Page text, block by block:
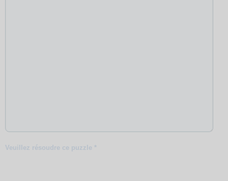
Veuillez résoudre ce puzzle *